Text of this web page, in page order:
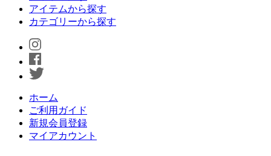
アイテムから探す
カテゴリーから探す
ホーム
ご利用ガイド
新規会員登録
マイアカウント